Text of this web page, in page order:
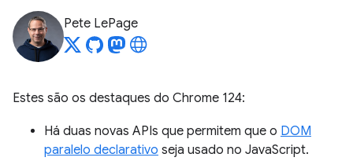
Pete LePage
Estes são os destaques do Chrome 124:
Há duas novas APIs que permitem que o DOM
paralelo declarativo seja usado no JavaScript.